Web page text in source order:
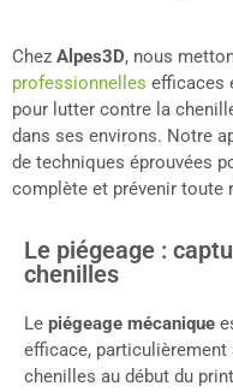
Chez Alpes3D, nous
professionnelles efficaces
pour lutter contre la
dans ses environs. Notre
de techniques éprouvées
complète et prévenir toute
Le piégeage :
chenilles
Le piégeage mécanique
efficace, particulièrement
chenilles au début du